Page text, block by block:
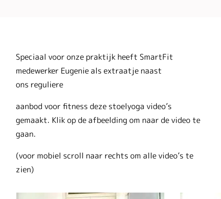
Speciaal voor onze praktijk heeft SmartFit
medewerker Eugenie als extraatje naast
ons reguliere
aanbod voor fitness deze stoelyoga video’s
gemaakt. Klik op de afbeelding om naar de video te
gaan.
(voor mobiel scroll naar rechts om alle video’s te
zien)